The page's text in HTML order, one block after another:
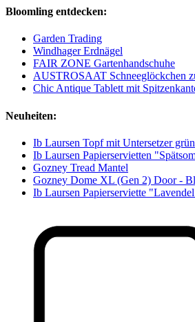
Bloomling entdecken:
Garden Trading
Windhager Erdnägel
FAIR ZONE Gartenhandschuhe
AUSTROSAAT Schneeglöckchen
Chic Antique Tablett mit
Neuheiten:
Ib Laursen Topf mit Untersetzer grün
Ib Laursen Papierservietten
Gozney Tread Mantel
Gozney Dome XL (Gen 2) Door -
Ib Laursen Papierserviette